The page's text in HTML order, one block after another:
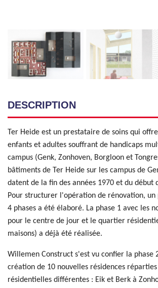
DESCRIPTION
Ter Heide est un prestataire de soins qui
enfants et adultes souffrant de handicaps
campus (Genk, Zonhoven, Borgloon et
bâtiments de Ter Heide sur les campus de
datent de la fin des années 1970 et du début
Pour structurer l'opération de rénovation,
4 phases a été élaboré. La phase 1 avec les
pour le centre de jour et le quartier
maisons) a déjà été réalisée.
Willemen Construct s'est vu confier la phase
création de 10 nouvelles résidences réparties
résidentielles différentes : Eik et Berk à